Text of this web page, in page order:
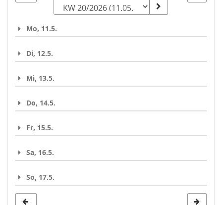
zur
auswählen
Mo, 11.5.
Di, 12.5.
Mi, 13.5.
Do, 14.5.
Fr, 15.5.
Sa, 16.5.
So, 17.5.